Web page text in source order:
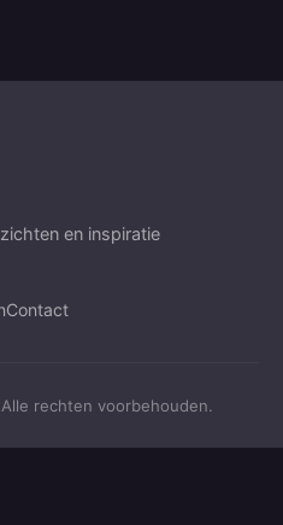
en inspiratie
Contact
rechten voorbehouden.